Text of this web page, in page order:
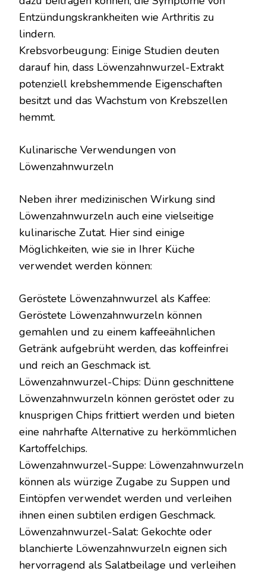
Entzündungskrankheiten wie Arthritis zu
lindern.
Krebsvorbeugung: Einige Studien deuten
darauf hin, dass Löwenzahnwurzel-Extrakt
potenziell krebshemmende Eigenschaften
besitzt und das Wachstum von Krebszellen
hemmt.
Kulinarische Verwendungen von
Löwenzahnwurzeln
Neben ihrer medizinischen Wirkung sind
Löwenzahnwurzeln auch eine vielseitige
kulinarische Zutat. Hier sind einige
Möglichkeiten, wie sie in Ihrer Küche
verwendet werden können:
Geröstete Löwenzahnwurzel als Kaffee:
Geröstete Löwenzahnwurzeln können
gemahlen und zu einem kaffeeähnlichen
Getränk aufgebrüht werden, das koffeinfrei
und reich an Geschmack ist.
Löwenzahnwurzel-Chips: Dünn geschnittene
Löwenzahnwurzeln können geröstet oder zu
knusprigen Chips frittiert werden und bieten
eine nahrhafte Alternative zu herkömmlichen
Kartoffelchips.
Löwenzahnwurzel-Suppe: Löwenzahnwurzeln
können als würzige Zugabe zu Suppen und
Eintöpfen verwendet werden und verleihen
ihnen einen subtilen erdigen Geschmack.
Löwenzahnwurzel-Salat: Gekochte oder
blanchierte Löwenzahnwurzeln eignen sich
hervorragend als Salatbeilage und verleihen